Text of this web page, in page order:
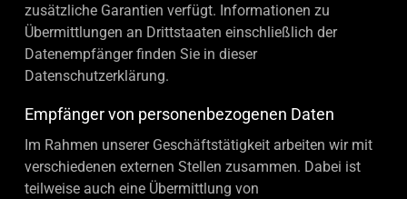
zusätzliche Garantien verfügt. Informationen zu
Übermittlungen an Drittstaaten einschließlich der
Datenempfänger finden Sie in dieser
Datenschutzerklärung.
Empfänger von personenbezogenen Daten
Im Rahmen unserer Geschäftstätigkeit arbeiten wir mit
verschiedenen externen Stellen zusammen. Dabei ist
teilweise auch eine Übermittlung von